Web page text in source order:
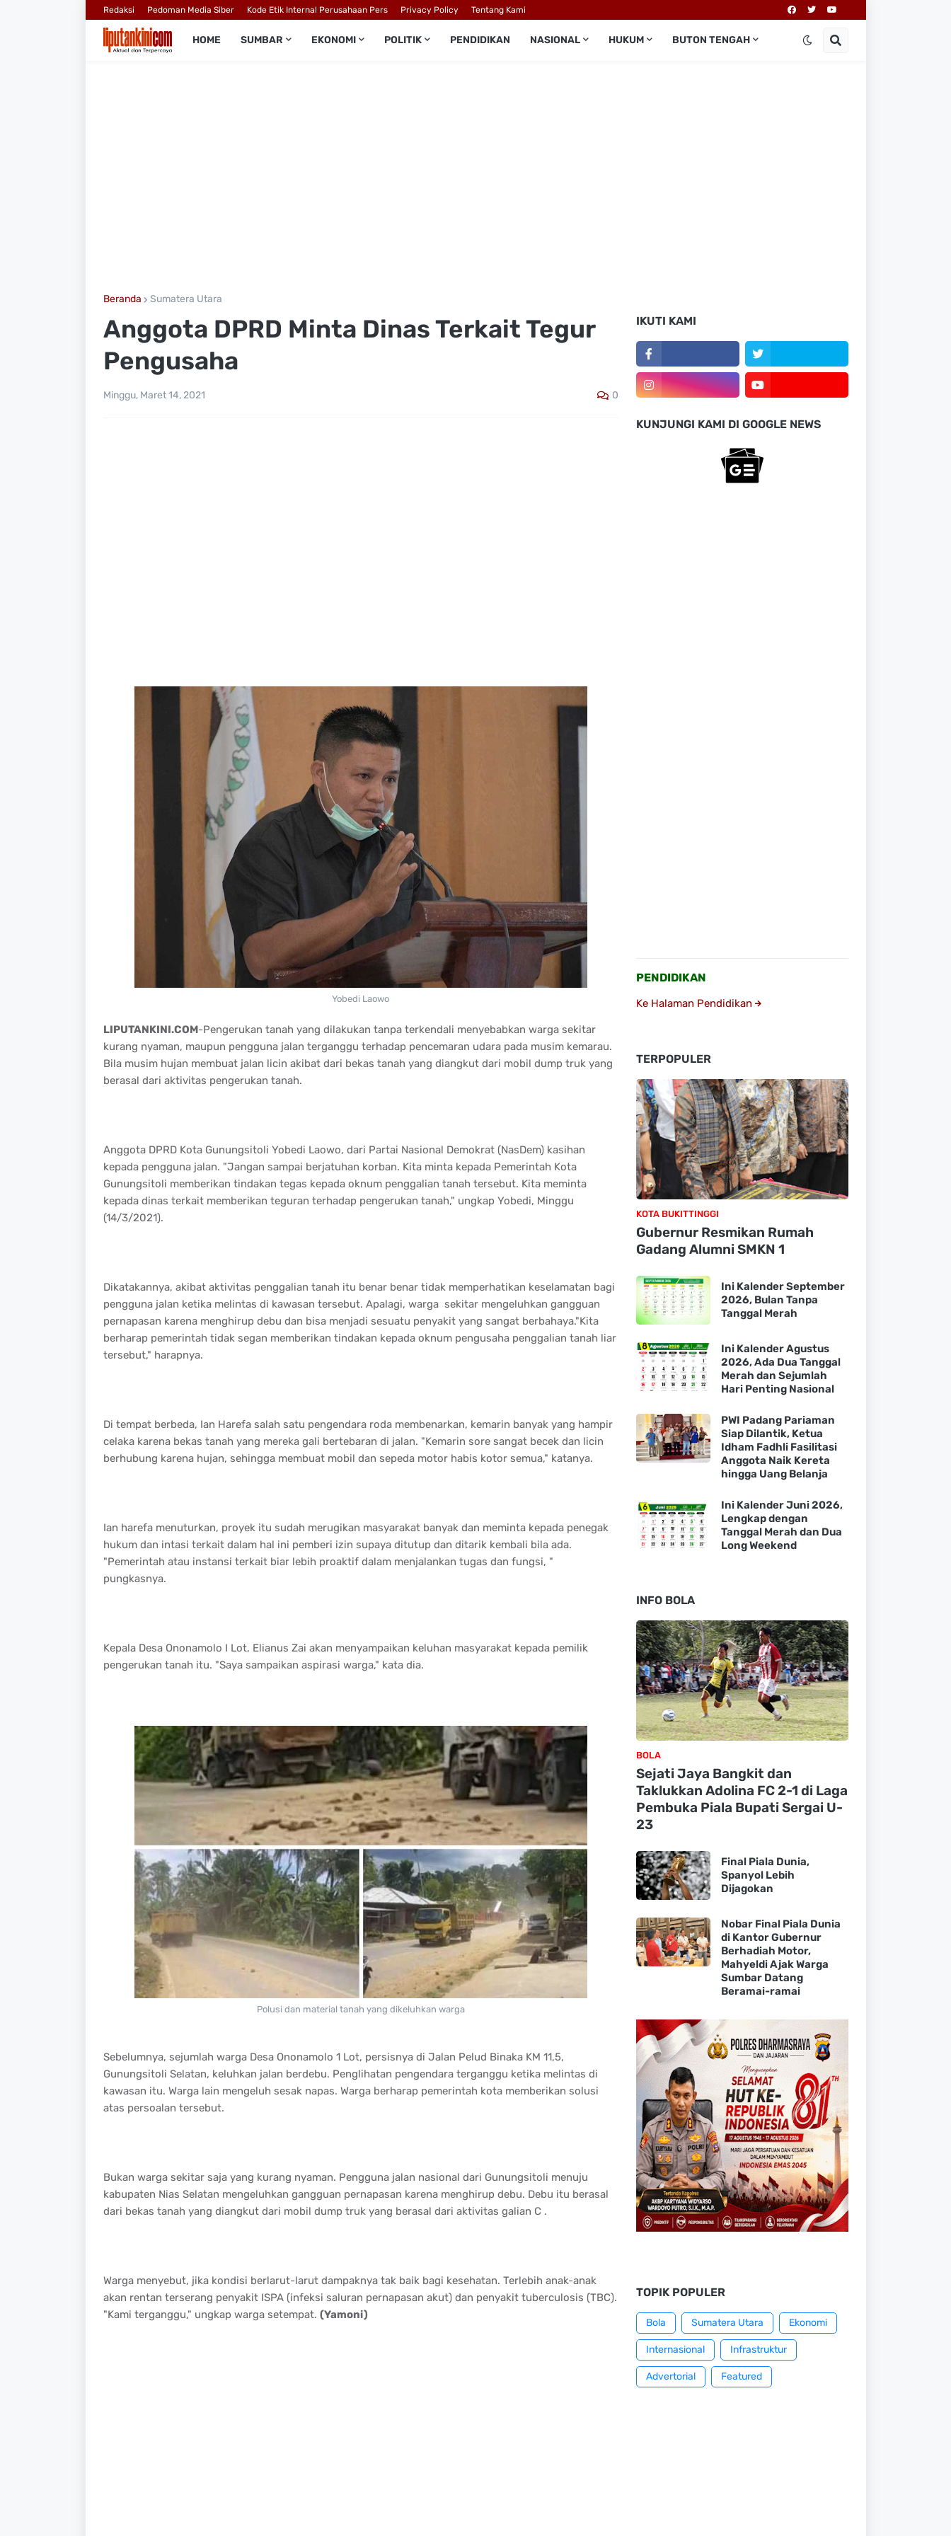
Redaksi Pedoman Media Siber Kode Etik Internal Perusahaan Pers Privacy Policy Tentang Kami
HOME SUMBAR EKONOMI POLITIK PENDIDIKAN NASIONAL HUKUM BUTON TENGAH
Beranda Sumatera Utara
Anggota DPRD Minta Dinas Terkait Tegur
Pengusaha
Minggu, Maret 14, 2021 0
Yobedi Laowo
LIPUTANKINI.COM-Pengerukan tanah yang dilakukan tanpa terkendali menyebabkan warga sekitar
kurang nyaman, maupun pengguna jalan terganggu terhadap pencemaran udara pada musim kemarau.
Bila musim hujan membuat jalan licin akibat dari bekas tanah yang diangkut dari mobil dump truk yang
berasal dari aktivitas pengerukan tanah.
Anggota DPRD Kota Gunungsitoli Yobedi Laowo, dari Partai Nasional Demokrat (NasDem) kasihan
kepada pengguna jalan. "Jangan sampai berjatuhan korban. Kita minta kepada Pemerintah Kota
Gunungsitoli memberikan tindakan tegas kepada oknum penggalian tanah tersebut. Kita meminta
kepada dinas terkait memberikan teguran terhadap pengerukan tanah," ungkap Yobedi, Minggu
(14/3/2021).
Dikatakannya, akibat aktivitas penggalian tanah itu benar benar tidak memperhatikan keselamatan bagi
pengguna jalan ketika melintas di kawasan tersebut. Apalagi, warga sekitar mengeluhkan gangguan
pernapasan karena menghirup debu dan bisa menjadi sesuatu penyakit yang sangat berbahaya."Kita
berharap pemerintah tidak segan memberikan tindakan kepada oknum pengusaha penggalian tanah liar
tersebut," harapnya.
Di tempat berbeda, Ian Harefa salah satu pengendara roda membenarkan, kemarin banyak yang hampir
celaka karena bekas tanah yang mereka gali bertebaran di jalan. "Kemarin sore sangat becek dan licin
berhubung karena hujan, sehingga membuat mobil dan sepeda motor habis kotor semua," katanya.
Ian harefa menuturkan, proyek itu sudah merugikan masyarakat banyak dan meminta kepada penegak
hukum dan intasi terkait dalam hal ini pemberi izin supaya ditutup dan ditarik kembali bila ada.
"Pemerintah atau instansi terkait biar lebih proaktif dalam menjalankan tugas dan fungsi, "
pungkasnya.
Kepala Desa Ononamolo I Lot, Elianus Zai akan menyampaikan keluhan masyarakat kepada pemilik
pengerukan tanah itu. "Saya sampaikan aspirasi warga," kata dia.
Polusi dan material tanah yang dikeluhkan warga
Sebelumnya, sejumlah warga Desa Ononamolo 1 Lot, persisnya di Jalan Pelud Binaka KM 11,5,
Gunungsitoli Selatan, keluhkan jalan berdebu. Penglihatan pengendara terganggu ketika melintas di
kawasan itu. Warga lain mengeluh sesak napas. Warga berharap pemerintah kota memberikan solusi
atas persoalan tersebut.
Bukan warga sekitar saja yang kurang nyaman. Pengguna jalan nasional dari Gunungsitoli menuju
kabupaten Nias Selatan mengeluhkan gangguan pernapasan karena menghirup debu. Debu itu berasal
dari bekas tanah yang diangkut dari mobil dump truk yang berasal dari aktivitas galian C .
Warga menyebut, jika kondisi berlarut-larut dampaknya tak baik bagi kesehatan. Terlebih anak-anak
akan rentan terserang penyakit ISPA (infeksi saluran pernapasan akut) dan penyakit tuberculosis (TBC).
"Kami terganggu," ungkap warga setempat. (Yamoni)
IKUTI KAMI
KUNJUNGI KAMI DI GOOGLE NEWS
PENDIDIKAN
Ke Halaman Pendidikan
TERPOPULER
KOTA BUKITTINGGI
Gubernur Resmikan Rumah
Gadang Alumni SMKN 1
Ini Kalender September
2026, Bulan Tanpa
Tanggal Merah
Ini Kalender Agustus
2026, Ada Dua Tanggal
Merah dan Sejumlah
Hari Penting Nasional
PWI Padang Pariaman
Siap Dilantik, Ketua
Idham Fadhli Fasilitasi
Anggota Naik Kereta
hingga Uang Belanja
Ini Kalender Juni 2026,
Lengkap dengan
Tanggal Merah dan Dua
Long Weekend
INFO BOLA
BOLA
Sejati Jaya Bangkit dan
Taklukkan Adolina FC 2-1 di Laga
Pembuka Piala Bupati Sergai U-
23
Final Piala Dunia,
Spanyol Lebih
Dijagokan
Nobar Final Piala Dunia
di Kantor Gubernur
Berhadiah Motor,
Mahyeldi Ajak Warga
Sumbar Datang
Beramai-ramai
TOPIK POPULER
Bola Sumatera Utara Ekonomi
Internasional Infrastruktur
Advertorial Featured